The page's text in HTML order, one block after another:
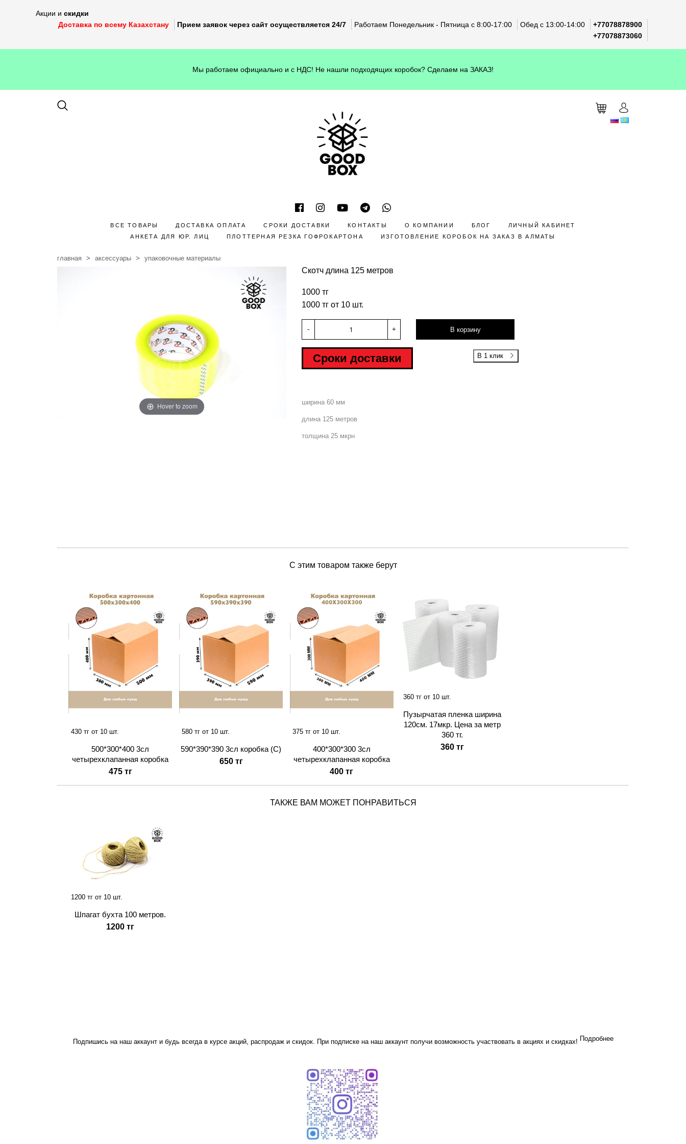
Акции и скидки
Доставка по всему Казахстану
Прием заявок через сайт осуществляется 24/7 Работаем Понедельник - Пятница с 8:00-17:00 Обед с 13:00-14:00
+77078878900
+77078873060
Мы работаем официально и с НДС! Не нашли подходящих коробок? Сделаем на ЗАКАЗ!
ВСЕ ТОВАРЫ ДОСТАВКА ОПЛАТА СРОКИ ДОСТАВКИ КОНТАКТЫ О КОМПАНИИ БЛОГ
ЛИЧНЫЙ КАБИНЕТ
АНКЕТА ДЛЯ ЮР. ЛИЦ
ПЛОТТЕРНАЯ РЕЗКА ГОФРОКАРТОНА ИЗГОТОВЛЕНИЕ КОРОБОК НА ЗАКАЗ В АЛМАТЫ
главная аксессуары упаковочные материалы
Hover to zoom
Скотч длина 125 метров
1000 тг
1000 тг от 10 шт.
- + В корзину
Сроки доставки В 1 клик
ширина 60 мм
длина 125 метров
толщина 25 мкрн
С этим товаром также берут
430 тг от 10 шт.
500*300*400 3сл
четырехклапанная коробка
475 тг
580 тг от 10 шт.
590*390*390 3сл коробка (С)
650 тг
375 тг от 10 шт.
400*300*300 3сл
четырехклапанная коробка
400 тг
360 тг от 10 шт.
Пузырчатая пленка ширина
120см. 17мкр. Цена за метр
360 тг.
360 тг
ТАКЖЕ ВАМ МОЖЕТ ПОНРАВИТЬСЯ
1200 тг от 10 шт.
Шпагат бухта 100 метров.
1200 тг
Подпишись на наш аккаунт и будь всегда в курсе акций, распродаж и скидок. При подписке на наш аккаунт получи возможность участвовать в акциях и скидках! Подробнее